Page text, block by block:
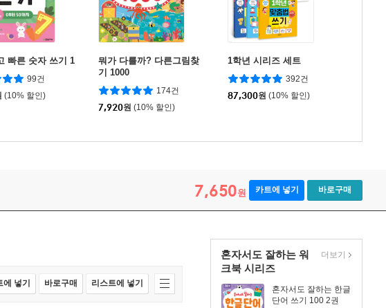
빠른 숫자 쓰기 1
99건
(10% 할인)
뭐가 다를까? 다른그림찾
기 1000
174건
7,920원 (10% 할인)
1학년 시리즈 세트
392건
87,300원 (10% 할인)
7,650원 카트에 넣기 바로구매
혼자서도 잘하는 워
크북 시리즈
혼자서도 잘하는 한글
단어 쓰기 100 2권
더보기
에 넣기 바로구매 리스트에 넣기